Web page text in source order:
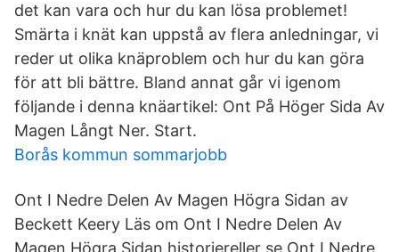
det kan vara och hur du kan lösa problemet!
Smärta i knät kan uppstå av flera anledningar, vi
reder ut olika knäproblem och hur du kan göra
för att bli bättre. Bland annat går vi igenom
följande i denna knäartikel: Ont På Höger Sida Av
Magen Långt Ner. Start.
Borås kommun sommarjobb
Ont I Nedre Delen Av Magen Högra Sidan av
Beckett Keery Läs om Ont I Nedre Delen Av
Magen Högra Sidan historiereller se Ont I Nedre